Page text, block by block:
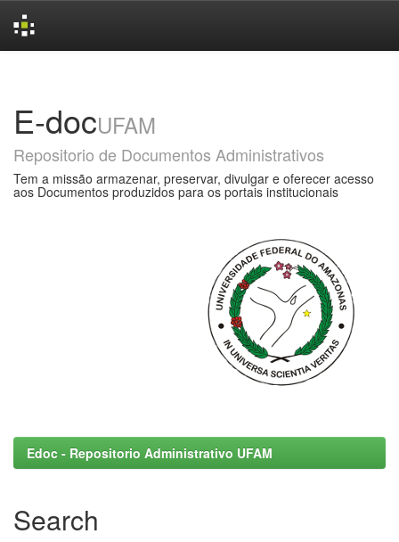
E-docUFAM
Repositorio de Documentos Administrativos
Tem a missão armazenar, preservar, divulgar e oferecer acesso
aos Documentos produzidos para os portais institucionais
Edoc - Repositorio Administrativo UFAM
Search